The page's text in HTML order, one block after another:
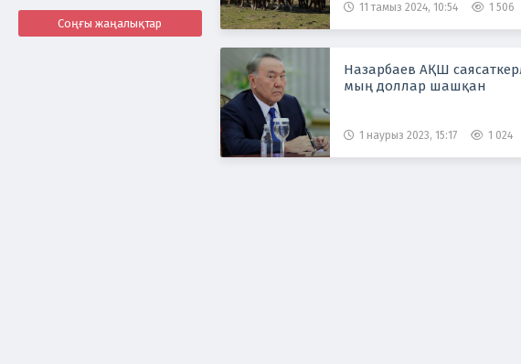
Соңғы жаңалықтар
11 тамыз 2024, 10:54 1 506
Назарбаев АҚШ
мың доллар шашқан
1 наурыз 2023, 15:17 1 024